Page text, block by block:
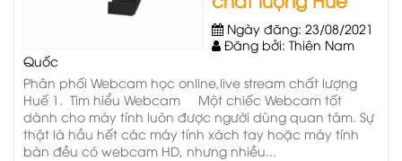
Ngày đăng: 23/08/2021
Đăng bởi: Thiên Nam
Quốc
Phân phối Webcam học online,live stream chất lượng
Huế 1. Tìm hiểu Webcam Một chiếc Webcam tốt
dành cho máy tính luôn được người dùng quan tâm. Sự
thật là hầu hết các máy tính xách tay hoặc máy tính
bàn đều có webcam HD, nhưng nhiều...